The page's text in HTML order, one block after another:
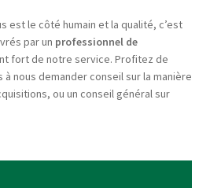
the
product
page
est le côté humain et la qualité, c’est
par un professionnel de
fort de notre service. Profitez de
à nous demander conseil sur la manière
ou un conseil général sur